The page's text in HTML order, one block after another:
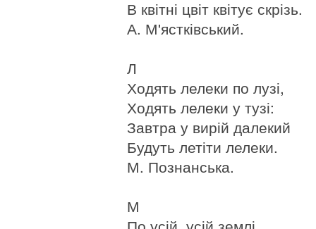
В квітні цвіт квітує скрізь.
А. М'ястківський.
Л
Ходять лелеки по лузі,
Ходять лелеки у тузі:
Завтра у вирій далекий
Будуть летіти лелеки.
М. Познанська.
М